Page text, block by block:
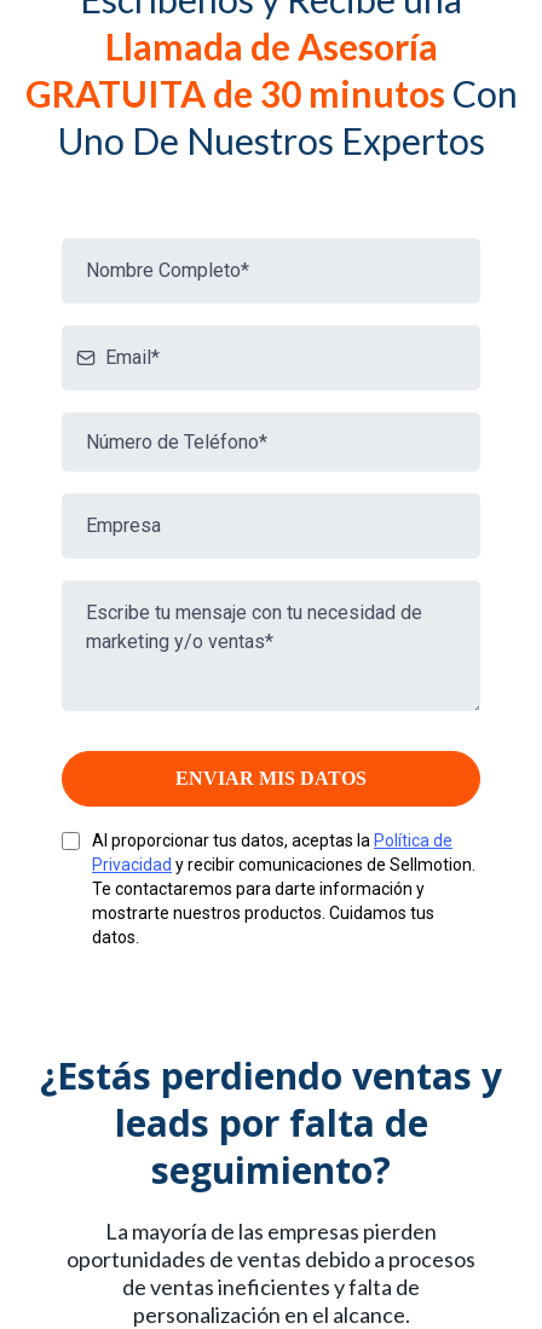
Llamada de Asesoría
GRATUITA de 30 minutos Con
Uno De Nuestros Expertos
ENVIAR MIS DATOS
Al proporcionar tus datos, aceptas la Política de
Privacidad y recibir comunicaciones de Sellmotion.
Te contactaremos para darte información y
mostrarte nuestros productos. Cuidamos tus
datos.
¿Estás perdiendo ventas y
leads por falta de
seguimiento?
La mayoría de las empresas pierden
oportunidades de ventas debido a procesos
de ventas ineficientes y falta de
personalización en el alcance.